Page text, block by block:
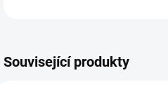
Související produkty